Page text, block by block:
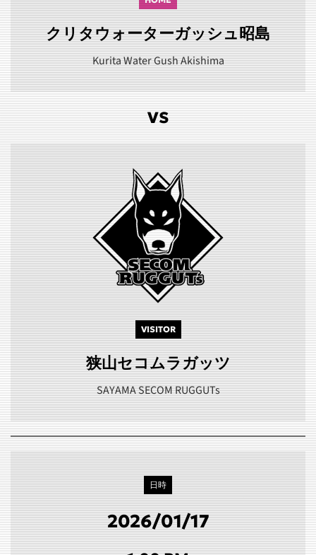
クリタウォーターガッシュ昭島
Kurita Water Gush Akishima
VS
VISITOR
狭山セコムラガッツ
SAYAMA SECOM RUGGUTs
日時
2026/01/17